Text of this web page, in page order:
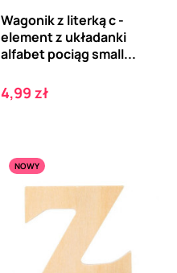
Wagonik z literką c -
element z układanki
alfabet pociąg small...
Cena
4,99 zł
NOWY